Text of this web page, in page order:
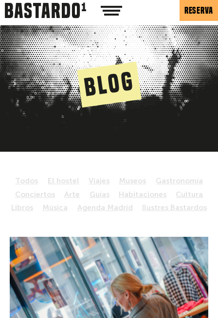
RESERVA
Blog
Todos El hostel Viajes Museos
Gastronomía
Conciertos
Arte Guías Habitaciones
Cultura
Libros
Música Agenda Madrid Ilustres Bastardos